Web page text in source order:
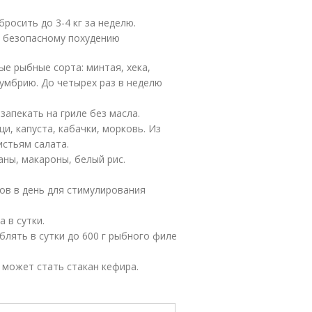
до 3-4 кг за неделю.
похудению
рыбные сорта: минтая, хека,
До четырех раз в неделю
на гриле без масла.
капуста, кабачки, морковь. Из
салата.
макароны, белый рис.
в день для стимулирования
в сутки.
в сутки до 600 г рыбного филе
стать стакан кефира.